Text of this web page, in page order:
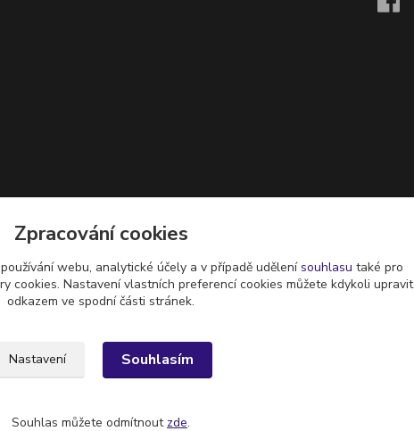
Zpracování cookies
webu, analytické účely a v případě udělenísouhlasu také pro
cookies. Nastavení vlastních preferencí cookies můžete kdykoli upravit
odkazem ve spodní části stránek.
Nastavení Souhlasím
Souhlas můžete odmítnout zde.